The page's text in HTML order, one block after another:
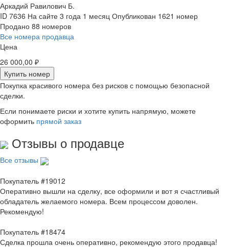
Аркадий Равилович Б.
ID 7636 На сайте 3 года 1 месяц Опубликован 1621 номер
Продано 88 номеров
Все номера продавца
Цена
26 000,00 ₽
Купить номер
Покупка красивого номера без рисков с помощью безопасной
сделки.
Если понимаете риски и хотите купить напрямую, можете
оформить прямой заказ
Отзывы о продавце
Все отзывы
Покупатель #19012
Оперативно вышли на сделку, все оформили и вот я счастливый
обладатель желаемого номера. Всем процессом доволен.
Рекомендую!
Покупатель #18474
Сделка прошла очень оперативно, рекомендую этого продавца!